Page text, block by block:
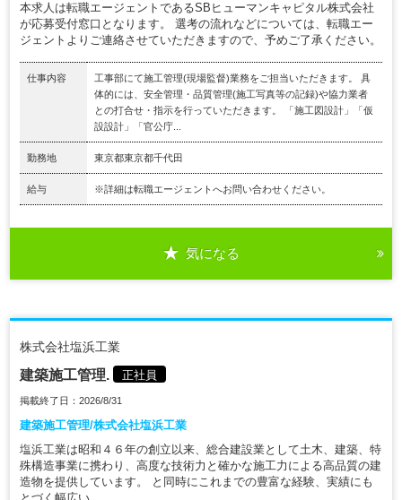
本求人は転職エージェントであるSBヒューマンキャピタル株式会社
が応募受付窓口となります。 選考の流れなどについては、転職エー
ジェントよりご連絡させていただきますので、予めご了承ください。
仕事内容
工事部にて施工管理(現場監督)業務をご担当いただきます。 具
体的には、安全管理・品質管理(施工写真等の記録)や協力業者
との打合せ・指示を行っていただきます。 「施工図設計」「仮
設設計」「官公庁...
勤務地 東京都東京都千代田
給与 ※詳細は転職エージェントへお問い合わせください。
気になる
株式会社塩浜工業
建築施工管理. 正社員
掲載終了日：2026/8/31
建築施工管理/株式会社塩浜工業
塩浜工業は昭和４６年の創立以来、総合建設業として土木、建築、特
殊構造事業に携わり、高度な技術力と確かな施工力による高品質の建
造物を提供しています。 と同時にこれまでの豊富な経験、実績にも